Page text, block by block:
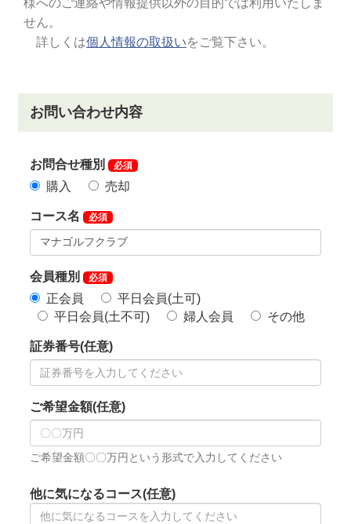
「GOLF5カントリークラブ サニーフィールド」 「那
珂カントリー倶楽部」
・自動車でお越しの場合
・電車をご利用の場合
JR常磐線「水戸駅」下車、水戸駅から車の移動で約50
JR水郡線「常陸大宮駅」下車、タクシーにて約10分。
・ハイウェイバスをご利用の場合
新宿駅新南口または、東京駅八重洲南口バスターミナ
ルから「常陸大宮行き」の運行しています。
最寄りのバス停留所は「常陸大宮市総合保険センタ
ー」です。